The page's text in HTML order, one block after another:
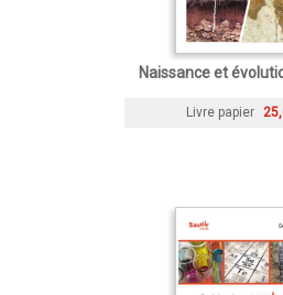
Naissance et
Livre papier